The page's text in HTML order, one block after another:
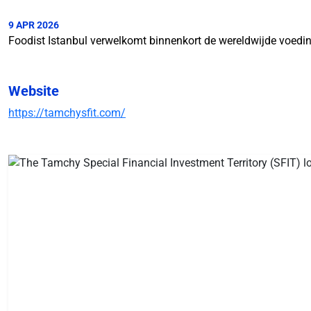
9 APR 2026
Foodist Istanbul verwelkomt binnenkort de wereldwijde
Website
https://tamchysfit.com/